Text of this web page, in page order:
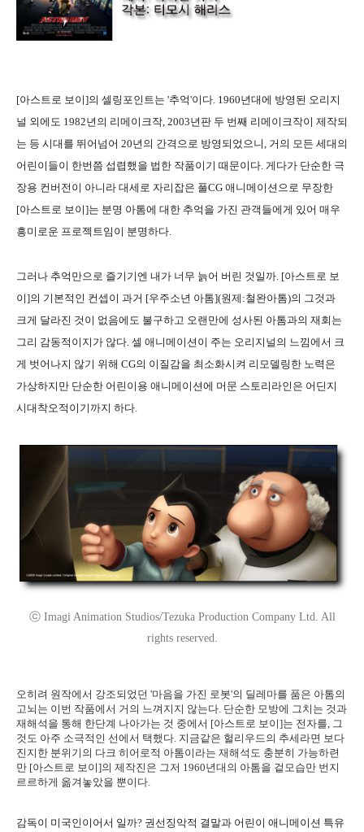
[아스트로 보이]의 셀링포인트는 '추억'이다. 1960년대에 방영된 오리지
널 외에도 1982년의 리메이크작, 2003년판 두 번째 리메이크작이 제작되
는 등 시대를 뛰어넘어 20년의 간격으로 방영되었으니, 거의 모든 세대의
어린이들이 한번쯤 섭렵했을 법한 작품이기 때문이다. 게다가 단순한 극
장용 컨버전이 아니라 대세로 자리잡은 풀CG 애니메이션으로 무장한
[아스트로 보이]는 분명 아톰에 대한 추억을 가진 관객들에게 있어 매우
흥미로운 프로젝트임이 분명하다.
그러나 추억만으로 즐기기엔 내가 너무 늙어 버린 것일까. [아스트로 보
이]의 기본적인 컨셉이 과거 [우주소년 아톰](원제:철완아톰)의 그것과
크게 달라진 것이 없음에도 불구하고 오랜만에 성사된 아톰과의 재회는
그리 감동적이지가 않다. 셀 애니메이션이 주는 오리지널의 느낌에서 크
게 벗어나지 않기 위해 CG의 이질감을 최소화시켜 리모델링한 노력은
가상하지만 단순한 어린이용 애니메이션에 머문 스토리라인은 어딘지
시대착오적이기까지 하다.
ⓒ Imagi Animation Studios/Tezuka Production Company Ltd. All
rights reserved.
오히려 원작에서 강조되었던 '마음을 가진 로봇'의 딜레마를 품은 아톰의
고뇌는 이번 작품에서 거의 느껴지지 않는다. 단순한 모방에 그치는 것과
재해석을 통해 한단계 나아가는 것 중에서 [아스트로 보이]는 전자를, 그
것도 아주 소극적인 선에서 택했다. 지금같은 헐리우드의 추세라면 보다
진지한 분위기의 다크 히어로적 아톰이라는 재해석도 충분히 가능하련
만 [아스트로 보이]의 제작진은 그저 1960년대의 아톰을 겉모습만 번지
르르하게 옮겨놓았을 뿐이다.
감독이 미국인이어서 일까? 권선징악적 결말과 어린이 애니메이션 특유